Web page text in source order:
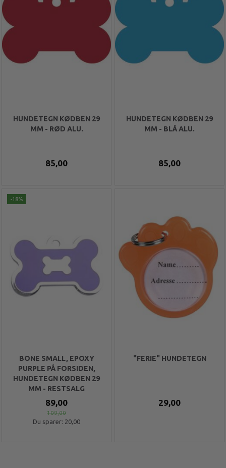
HUNDETEGN KØDBEN 29
MM - RØD ALU.
85,00
HUNDETEGN KØDBEN 29
MM - BLÅ ALU.
85,00
-18%
BONE SMALL, EPOXY
PURPLE PÅ FORSIDEN,
HUNDETEGN KØDBEN 29
MM - RESTSALG
89,00
109,00
Du sparer: 20,00
"FERIE" HUNDETEGN
29,00